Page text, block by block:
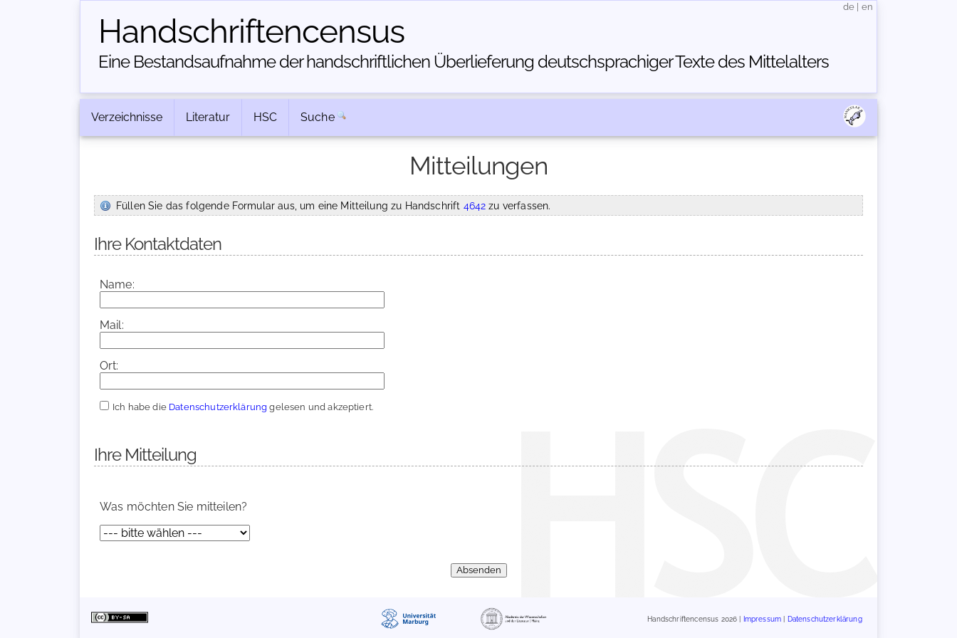
Handschriften­census
Eine Bestandsaufnahme der handschriftlichen Über­lieferung deutschsprachiger Texte des Mittelalters
de en
Verzeichnisse Literatur HSC Suche
Mitteilungen
Füllen Sie das folgende Formular aus, um eine Mitteilung zu Handschrift 4642 zu verfassen.
Ihre Kontaktdaten
Name:
Mail:
Ort:
Ich habe die Datenschutzerklärung gelesen und akzeptiert.
Ihre Mitteilung
Was möchten Sie mitteilen?
Handschriftencensus 2026 | Impressum Datenschutzerklärung